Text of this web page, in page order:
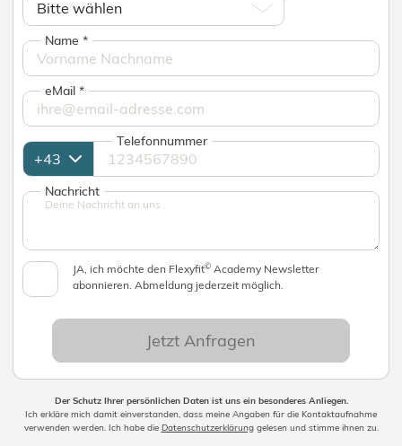
Name*
eMail*
Telefonnummer
Nachricht
JA, ich möchte den Flexyfit© Academy Newsletter
abonnieren. Abmeldung jederzeit möglich.
Jetzt Anfragen
Der Schutz Ihrer persönlichen Daten ist uns ein besonderes Anliegen.
Ich erkläre mich damit einverstanden, dass meine Angaben für die Kontaktaufnahme
verwenden werden. Ich habe die Datenschutzerklärunggelesen und stimme ihnen zu.